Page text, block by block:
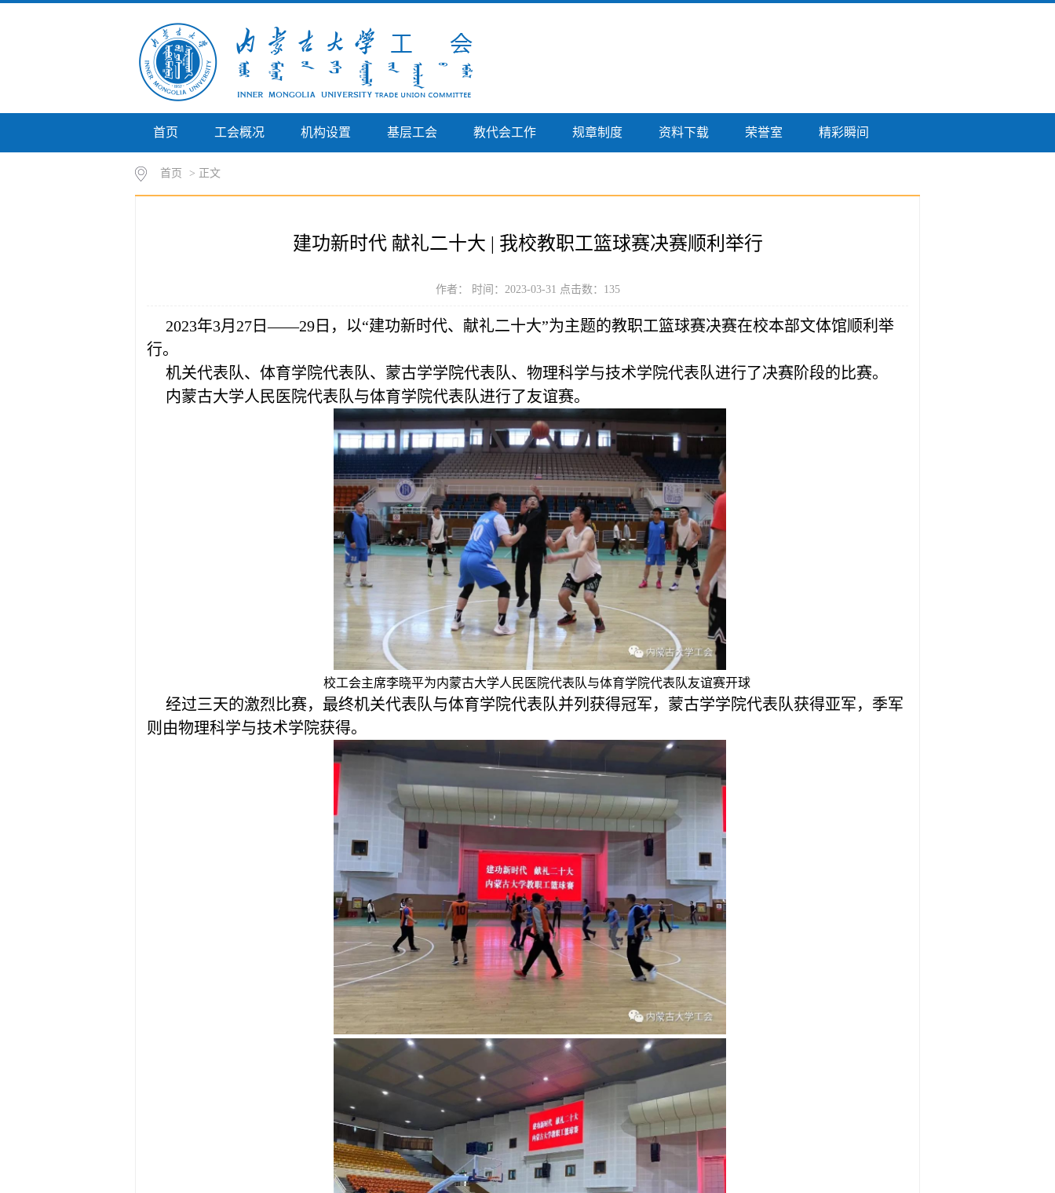
首页 工会概况 机构设置 基层工会 教代会工作 规章制度 资料下载 荣誉室 精彩瞬间
首页 > 正文
建功新时代 献礼二十大 | 我校教职工篮球赛决赛顺利举行
作者： 时间：2023-03-31 点击数： 135
2023年3月27日——29日，以“建功新时代、献礼二十大”为主题的教职工篮球赛决赛在校本部文体馆顺利举
行。
机关代表队、体育学院代表队、蒙古学学院代表队、物理科学与技术学院代表队进行了决赛阶段的比赛。
内蒙古大学人民医院代表队与体育学院代表队进行了友谊赛。
校工会主席李晓平为内蒙古大学人民医院代表队与体育学院代表队友谊赛开球
经过三天的激烈比赛，最终机关代表队与体育学院代表队并列获得冠军，蒙古学学院代表队获得亚军，季军
则由物理科学与技术学院获得。